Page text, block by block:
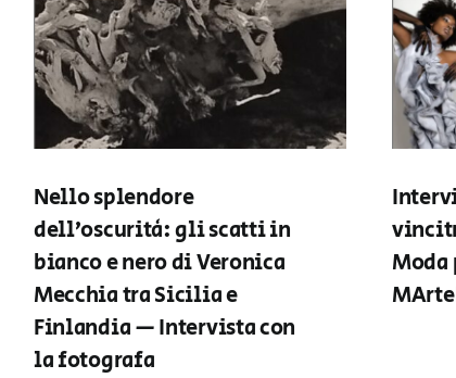
Nello splendore
dell’oscurità: gli scatti in
bianco e nero di Veronica
Mecchia tra Sicilia e
Finlandia — Intervista con
la fotografa
Moda